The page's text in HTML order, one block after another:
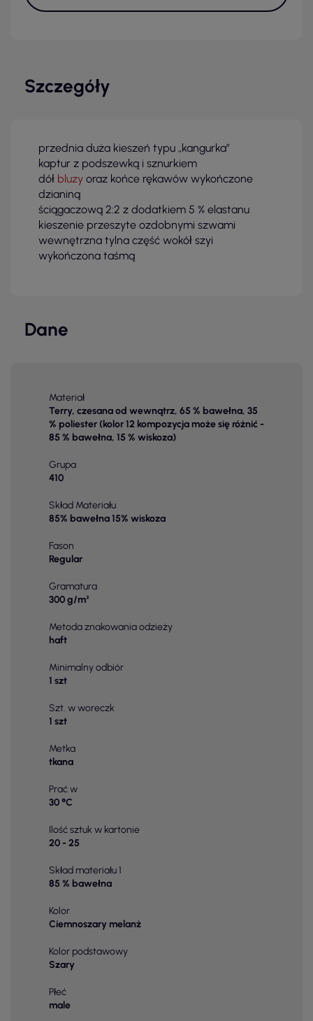
Szczegóły
przednia duża kieszeń typu „kangurka”
kaptur z podszewką i sznurkiem
dół bluzy oraz końce rękawów wykończone
dzianiną
ściągaczową 2:2 z dodatkiem 5 % elastanu
kieszenie przeszyte ozdobnymi szwami
wewnętrzna tylna część wokół szyi
wykończona taśmą
Dane
Materiał
Terry, czesana od wewnątrz, 65 % bawełna, 35
% poliester (kolor 12 kompozycja może się różnić -
85 % bawełna, 15 % wiskoza)
Grupa
410
Skład Materiału
85% bawełna 15% wiskoza
Fason
Regular
Gramatura
300 g/m²
Metoda znakowania odzieży
haft
Minimalny odbiór
1 szt
Szt. w woreczk
1 szt
Metka
tkana
Prać w
30 °C
Ilość sztuk w kartonie
20 - 25
Skład materiału 1
85 % bawełna
Kolor
Ciemnoszary melanż
Kolor podstawowy
Szary
Płeć
male